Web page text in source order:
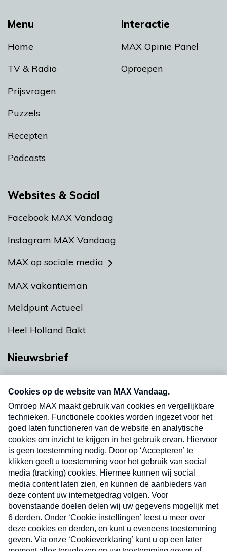
Menu
Home
TV & Radio
Prijsvragen
Puzzels
Recepten
Podcasts
Interactie
MAX Opinie Panel
Oproepen
Websites & Social
Facebook MAX Vandaag
Instagram MAX Vandaag
MAX op sociale media
MAX vakantieman
Meldpunt Actueel
Heel Holland Bakt
Nieuwsbrief
nieuwsbrief. Elke vrijdag- en dinsdagochtend in
uw mailbox.
Verzend
Nieuwsbrief
Neem hier een gratis abonnement op onze